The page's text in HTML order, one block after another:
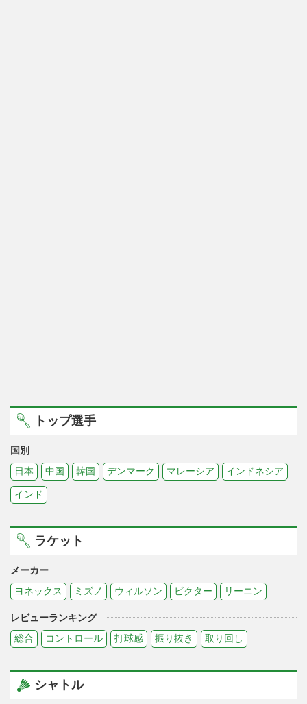
トップ選手
国別
日本
中国 韓国 デンマーク マレーシア インドネシア
インド
ラケット
メーカー
ヨネックス
ミズノ ウィルソン ビクター リーニン
レビューランキング
総合
コントロール 打球感 振り抜き 取り回し
シャトル